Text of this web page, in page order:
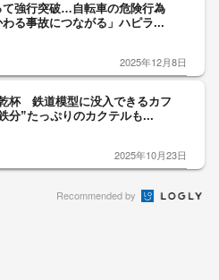
て強行突破…自転車の危険行為
わる事故につながる」ハピラ...
2025年12月8日
乾杯 鉄道模型に没入できるカフ
分”たっぷりのカクテルも...
2025年10月23日
Recommended by